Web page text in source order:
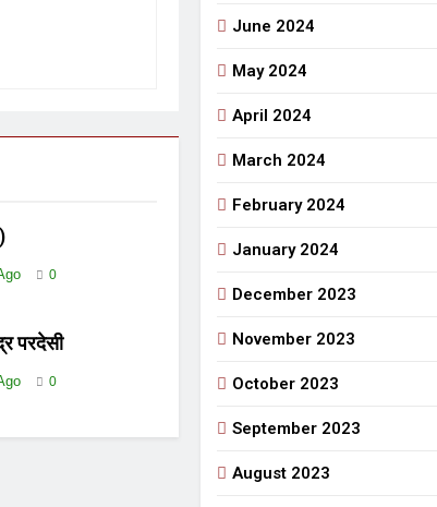
0
परदेसी
0
June 2024
May 2024
April 2024
March 2024
February 2024
January 2024
December 2023
November 2023
October 2023
September 2023
August 2023